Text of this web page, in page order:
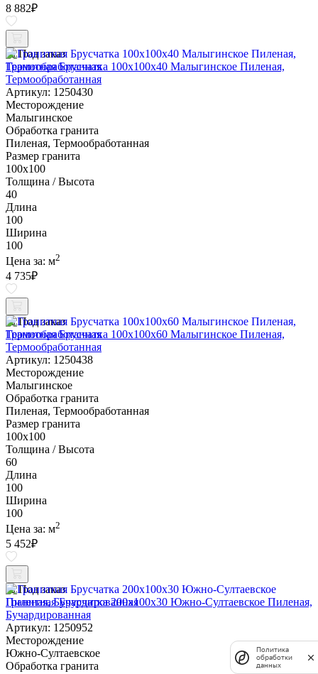
8 882₽
Под заказ
Гранитная Брусчатка 100х100x40 Малыгинское Пиленая,
Термообработанная
Артикул: 1250430
Месторождение
Малыгинское
Обработка гранита
Пиленая, Термообработанная
Размер гранита
100х100
Толщина / Высота
40
Длина
100
Ширина
100
Цена за: м2
4 735₽
Под заказ
Гранитная Брусчатка 100х100x60 Малыгинское Пиленая,
Термообработанная
Артикул: 1250438
Месторождение
Малыгинское
Обработка гранита
Пиленая, Термообработанная
Размер гранита
100х100
Толщина / Высота
60
Длина
100
Ширина
100
Цена за: м2
5 452₽
Под заказ
Гранитная Брусчатка 200х100x30 Южно-Султаевское Пиленая,
Бучардированная
Артикул: 1250952
Месторождение
Южно-Султаевское
Обработка гранита
Политика
обработки
данных